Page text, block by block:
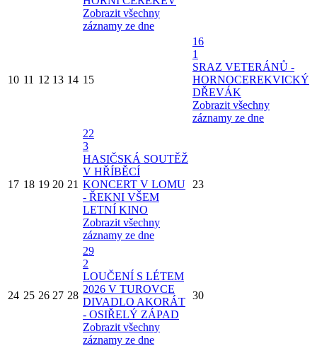
Zobrazit všechny
záznamy ze dne
10 11 12 13 14 15
16
1
SRAZ VETERÁNŮ -
HORNOCEREKVICKÝ
DŘEVÁK
Zobrazit všechny
záznamy ze dne
17 18 19 20 21
22
3
HASIČSKÁ SOUTĚŽ
V HŘÍBĚCÍ
KONCERT V LOMU
- ŘEKNI VŠEM
LETNÍ KINO
Zobrazit všechny
záznamy ze dne
23
24 25 26 27 28
29
2
LOUČENÍ S LÉTEM
2026 V TUROVCE
DIVADLO AKORÁT
- OSIŘELÝ ZÁPAD
Zobrazit všechny
záznamy ze dne
30